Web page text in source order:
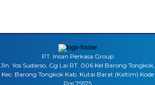
PT. Insan Perkasa Group
Jln. Yos Sudarso, Gg Lai RT. 006 Kel Barong Tongkok,
Kec. Barong Tongkok Kab. Kutai Barat (Kaltim) Kode
Pos 75575